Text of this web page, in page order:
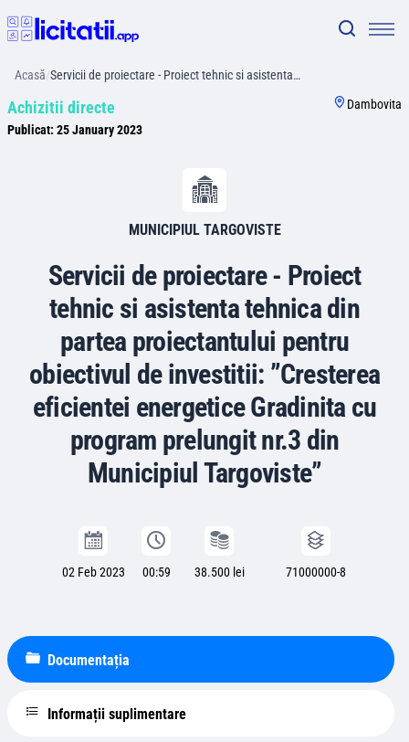
Acasă/Servicii de proiectare - Proiect tehnic si asistenta…
Achizitii directe
Publicat: 25 January 2023
Dambovita
MUNICIPIUL TARGOVISTE
Servicii de proiectare - Proiect
tehnic si asistenta tehnica din
partea proiectantului pentru
obiectivul de investitii: ”Cresterea
eficientei energetice Gradinita cu
program prelungit nr.3 din
Municipiul Targoviste”
02 Feb 2023 00:59 38.500 lei 71000000-8
Documentația
Informații suplimentare